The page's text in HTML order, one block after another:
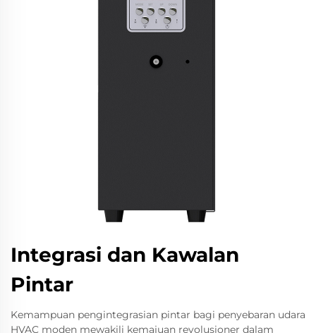
Integrasi dan Kawalan
Pintar
Kemampuan pengintegrasian pintar bagi penyebaran udara
HVAC moden mewakili kemajuan revolusioner dalam